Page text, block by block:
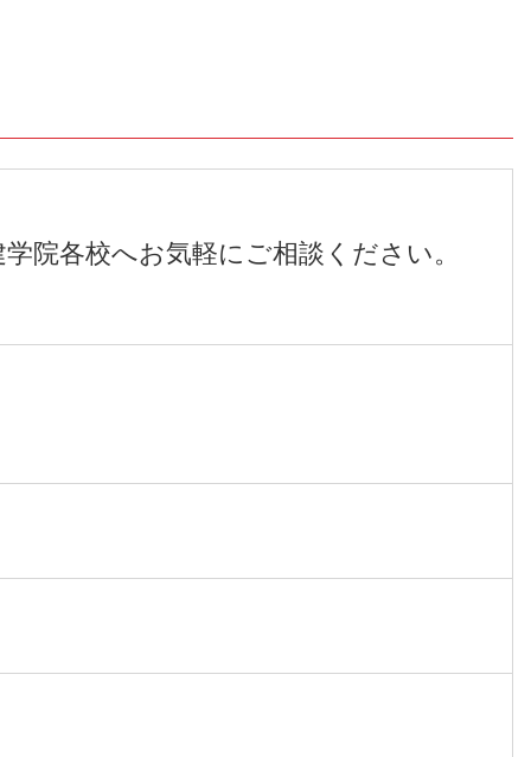
院各校へお気軽にご相談ください。